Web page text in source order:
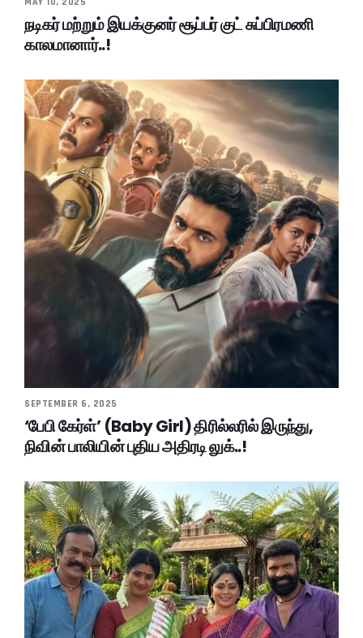
நடிகர் மற்றும் இயக்குனர் சூப்பர் குட் சுப்பிரமணி
காலமானார்..!
SEPTEMBER 6, 2025
‘பேபி கேர்ள்’ (Baby Girl) திரில்லரில் இருந்து,
நிவின் பாலியின் புதிய அதிரடி லுக்..!